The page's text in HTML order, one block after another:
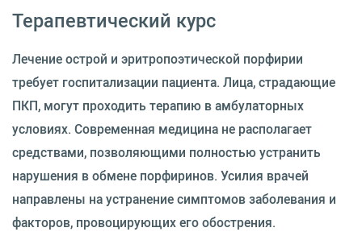
Терапевтический курс
Лечение острой и эритропоэтической порфирии
требует госпитализации пациента. Лица, страдающие
ПКП, могут проходить терапию в амбулаторных
условиях. Современная медицина не располагает
средствами, позволяющими полностью устранить
нарушения в обмене порфиринов. Усилия врачей
направлены на устранение симптомов заболевания и
факторов, провоцирующих его обострения.